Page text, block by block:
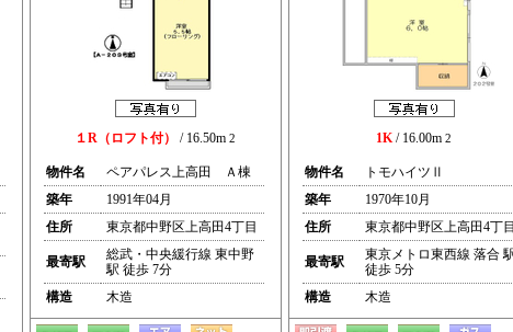
１R（ロフト付） / 16.50m 2
物件名
ペアパレス上高田 Ａ棟
築年
1991年04月
住所
東京都中野区上高田4丁目
最寄駅
総武・中央緩行線 東中野
駅 徒歩 7分
構造
木造
1K/ 16.00m 2
物件名
トモハイツⅡ
築年
1970年10月
住所
東京都中野区上高田4丁
最寄駅
東京メトロ東西線 落合
徒歩 5分
構造
木造